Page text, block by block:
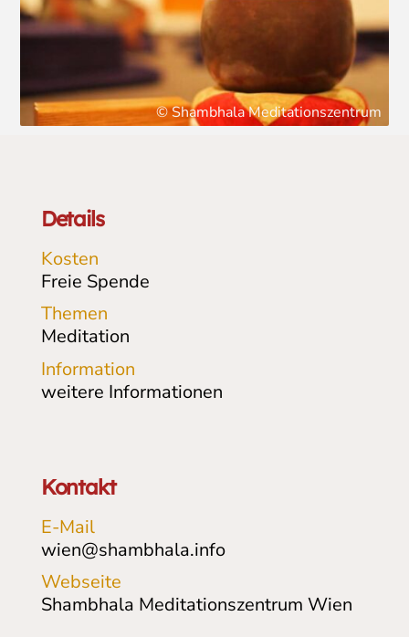
© Shambhala Meditationszentrum
Details
Kosten
Freie Spende
Themen
Meditation
Information
weitere Informationen
Kontakt
E-Mail
wien@shambhala.info
Webseite
Shambhala Meditationszentrum Wien